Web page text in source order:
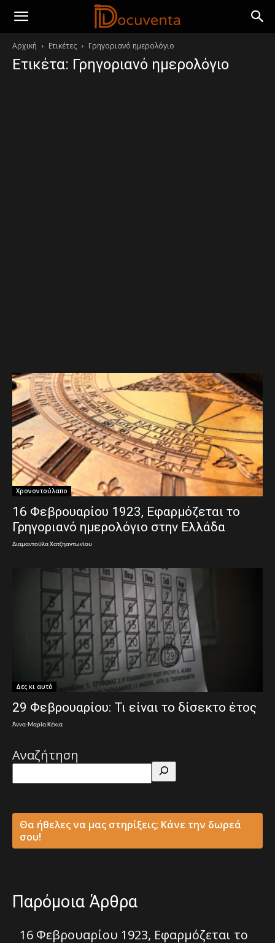
Αρχική Ετικέτες Γρηγοριανό ημερολόγιο
Ετικέτα: Γρηγοριανό ημερολόγιο
Χρονοντούλαπο
16 Φεβρουαρίου 1923, Εφαρμόζεται το
Γρηγοριανό ημερολόγιο στην Ελλάδα
Διαμαντούλα Χατζηαντωνίου
Δες κι αυτό
29 Φεβρουαρίου: Τι είναι το δίσεκτο έτος
Άννα-Μαρία Κέκια
Αναζήτηση
Θα ήθελες να μας στηρίξεις; Κάνε την δωρεά
σου!
Παρόμοια Άρθρα
16 Φεβρουαρίου 1923, Εφαρμόζεται το